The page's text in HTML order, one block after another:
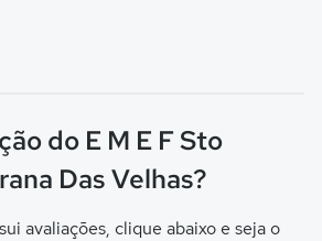
do E M E F Sto
Das Velhas?
avaliações, clique abaixo e seja o